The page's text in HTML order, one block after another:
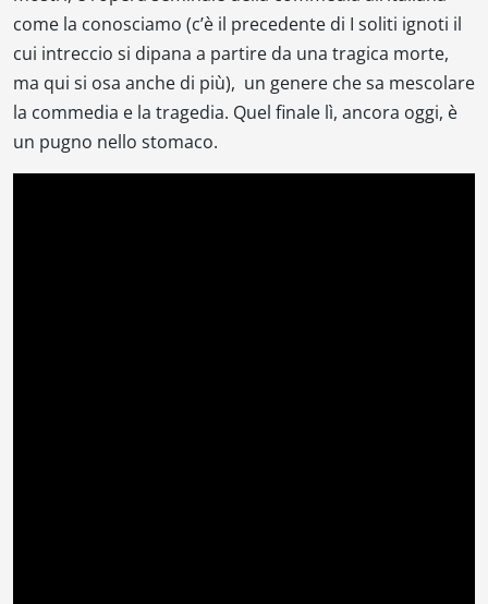
come la conosciamo (c’è il precedente di I soliti ignoti il
cui intreccio si dipana a partire da una tragica morte,
ma qui si osa anche di più), un genere che sa mescolare
la commedia e la tragedia. Quel finale lì, ancora oggi, è
un pugno nello stomaco.